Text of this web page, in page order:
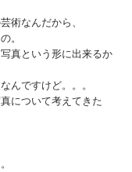
術なんだから、
。
真という形に出来るか
んですけど。。。
について考えてきた